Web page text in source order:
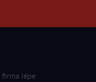
firma lépe